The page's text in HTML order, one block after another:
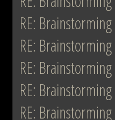
RE: Brainstorming
RE: Brainstorming
RE: Brainstorming
RE: Brainstorming
RE: Brainstorming